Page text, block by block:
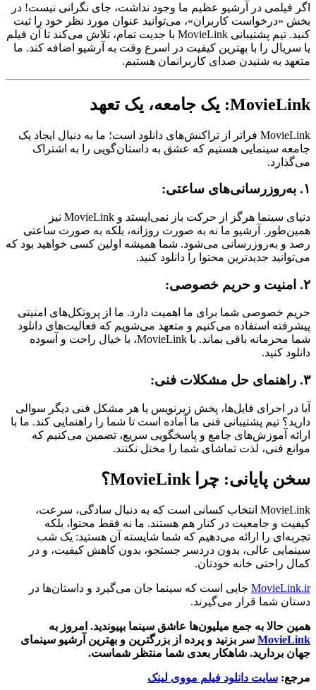
اگر فیلمی در آرشیو عظیم ما وجود نداشت، جای نگرانی نیست! در
بخش «درخواست کاربران»، می‌توانید عنوان مورد نظر خود را ثبت
کنید. تیم پشتیبانی MovieLink با جدیت تمام، تلاش می‌کند تا آن فیلم
یا سریال را با بهترین کیفیت در اسرع وقت به آرشیو اضافه کند. ما
متعهد به شنیدن صدای کاربرانمان هستیم.
MovieLink: یک جامعه، یک تعهد
MovieLink فراتر از تراکنش‌های دانلود است؛ ما به دنبال ایجاد یک
جامعه سینمایی هستیم که عشق به داستان‌گویی را به اشتراک
می‌گذارد.
۱. به‌روزرسانی‌های ساعتی:
دنیای سینما هرگز از حرکت باز نمی‌ایستد و MovieLink نیز
همین‌طور. آرشیو ما نه به صورت روزانه، بلکه به صورت ساعتی
رصد و به‌روزرسانی می‌شود. شما همیشه اولین کسی خواهید بود که
می‌توانید جدیدترین محتوا را دانلود کنید.
۲. امنیت و حریم خصوصی:
حریم خصوصی شما برای ما اهمیت دارد. ما از پروتکل‌های امنیتی
پیشرفته استفاده می‌کنیم و متعهد می‌شویم که فعالیت‌های دانلود
شما محرمانه باقی بماند. با MovieLink، با خیال راحت و آسوده
دانلود کنید.
۳. راهنمای حل مشکلات فنی:
آیا در اجرای فایل‌ها، پخش زیرنویس یا هر مشکل فنی دیگر سوالی
دارید؟ تیم پشتیبانی فنی ما آماده است تا شما را راهنمایی کند. ما با
ارائه آموزش‌های جامع و پاسخگویی سریع، تضمین می‌کنیم که
موانع فنی، لذت تماشای شما را مختل نکنند.
سخن پایانی: چرا MovieLink؟
MovieLink انتخاب کسانی است که به دنبال سادگی، سرعت،
کیفیت و جامعیت در کنار هم هستند. ما نه فقط محتوا، بلکه
تجربه‌ای را ارائه می‌دهیم که شما شایسته آن هستید: یک شب
سینمایی عالی، بدون دردسر جستجو، بدون کاهش کیفیت، و در
کمال راحتی خانه خودتان.
MovieLink.ir جایی است که سینما جان می‌گیرد و داستان‌ها در
دستان شما قرار می‌گیرند.
همین حالا به جمع میلیون‌ها عاشق سینما بپیوندید. امروز به
MovieLink سر بزنید و پرده از بزرگترین و بهترین آرشیو سینمای
جهان بردارید. شاهکار بعدی شما منتظر شماست.
مرجع: سایت دانلود فیلم مووی لینک